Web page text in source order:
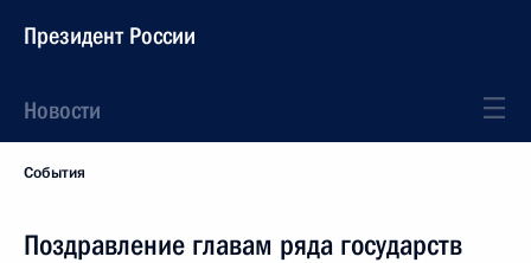
Президент России
Новости
События
Поздравление главам ряда государств